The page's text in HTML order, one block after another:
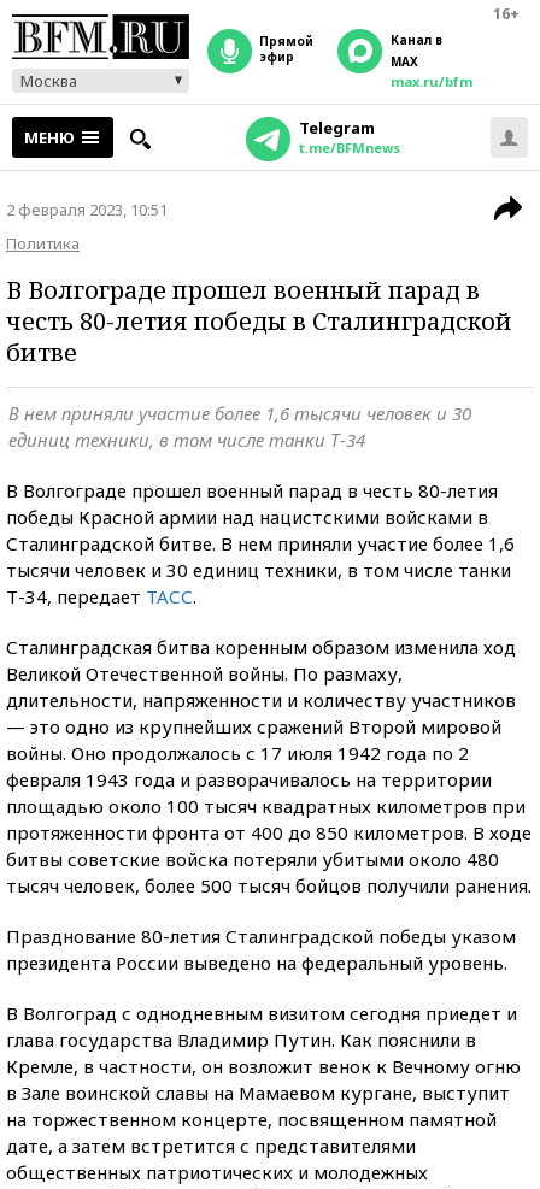
16+
Москва
прямой
эфир
Канал в
MAX
max.ru/bfm
МЕНЮ Telegram
t.me/BFMnews
2 февраля 2023, 10:51
Политика
В Волгограде прошел военный парад в
честь 80-летия победы в Сталинградской
битве
В нем приняли участие более 1,6 тысячи человек и 30
единиц техники, в том числе танки Т-34
В Волгограде прошел военный парад в честь 80-летия
победы Красной армии над нацистскими войсками в
Сталинградской битве. В нем приняли участие более 1,6
тысячи человек и 30 единиц техники, в том числе танки
Т-34, передает ТАСС.
Сталинградская битва коренным образом изменила ход
Великой Отечественной войны. По размаху,
длительности, напряженности и количеству участников
— это одно из крупнейших сражений Второй мировой
войны. Оно продолжалось с 17 июля 1942 года по 2
февраля 1943 года и разворачивалось на территории
площадью около 100 тысяч квадратных километров при
протяженности фронта от 400 до 850 километров. В ходе
битвы советские войска потеряли убитыми около 480
тысяч человек, более 500 тысяч бойцов получили ранения.
Празднование 80-летия Сталинградской победы указом
президента России выведено на федеральный уровень.
В Волгоград с однодневным визитом сегодня приедет и
глава государства Владимир Путин. Как пояснили в
Кремле, в частности, он возложит венок к Вечному огню
в Зале воинской славы на Мамаевом кургане, выступит
на торжественном концерте, посвященном памятной
дате, а затем встретится с представителями
общественных патриотических и молодежных